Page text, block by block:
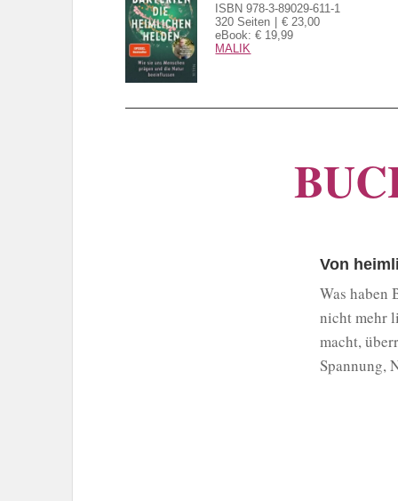
ISBN 978-3-89029-611-1
320 Seiten
€ 23,00
eBook: € 19,99
MALIK
Von
Was haben
nicht mehr
macht,
Spannung,